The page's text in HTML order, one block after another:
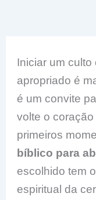
Iniciar um
apropriado é
é um convite
volte o
primeiros
bíblico para
escolhido tem
espiritual da